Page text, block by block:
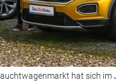
hat sich